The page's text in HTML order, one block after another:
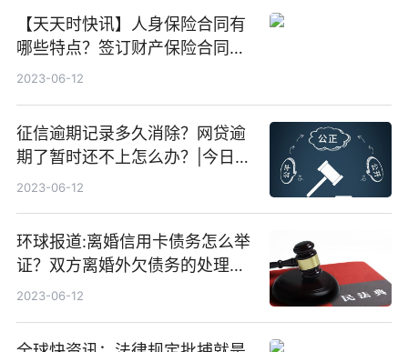
【天天时快讯】人身保险合同有
哪些特点？签订财产保险合同应
注意的问题有哪些？
2023-06-12
征信逾期记录多久消除？网贷逾
期了暂时还不上怎么办？|今日快
看
2023-06-12
环球报道:离婚信用卡债务怎么举
证？双方离婚外欠债务的处理方
式
2023-06-12